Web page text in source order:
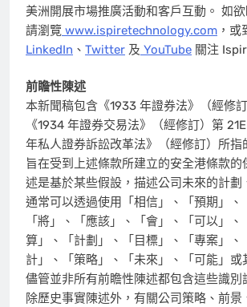
美洲開展市場推廣活動和客戶互動。 如欲
請瀏覽 www.ispiretechnology.com ，或
LinkedIn 、 Twitter 及 YouTube 關注
前瞻性陳述
本新聞稿包含《1933 年證券法》（經修
《1934 年證券交易法》（經修訂）第
年私人證券訴訟改革法》（經修訂）所指
旨在受到上述條款所建立的安全港條款的
述是基於某些假設，描述公司未來的計劃
通常可以透過使用「相信」、「預期」、
「將」、「應該」、「會」、「可以」
算」、「計劃」、「目標」、「專案」、
計」、「策略」、「未來」、「可能」或
儘管並非所有前瞻性陳述都包含這些識別
除歷史事實陳述外，有關公司策略、前景